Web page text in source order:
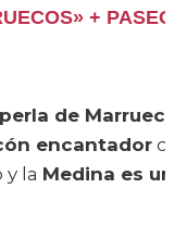
+ PASEO
de
encantador
la Medina es